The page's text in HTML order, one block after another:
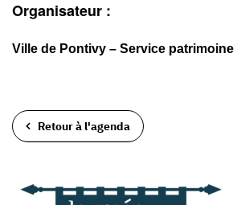
Organisateur :
Ville de Pontivy – Service patrimoine
Retour à l'agenda